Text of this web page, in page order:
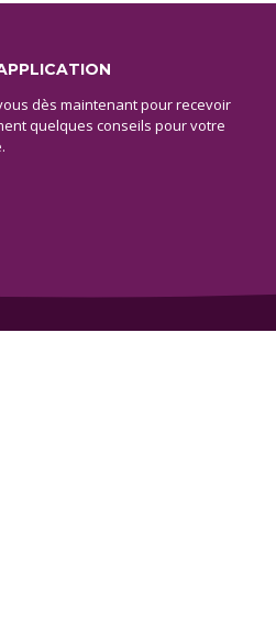
dès maintenant pour recevoir
quelques conseils pour votre